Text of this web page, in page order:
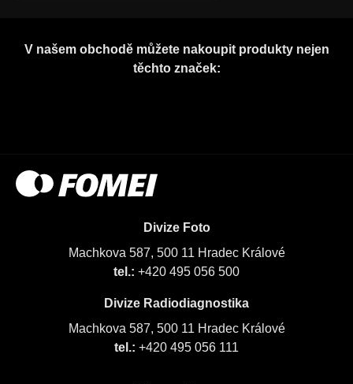
V našem obchodě můžete nakoupit produkty nejen
těchto značek:
Divize Foto
Machkova 587, 500 11 Hradec Králové
tel.: +420 495 056 500
Divize Radiodiagnostika
Machkova 587, 500 11 Hradec Králové
tel.: +420 495 056 111